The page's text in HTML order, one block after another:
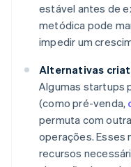
estável antes de
metódica pode
impedir um
Alternativas
Algumas startups
(como pré-venda,
permuta com
operações.
recursos